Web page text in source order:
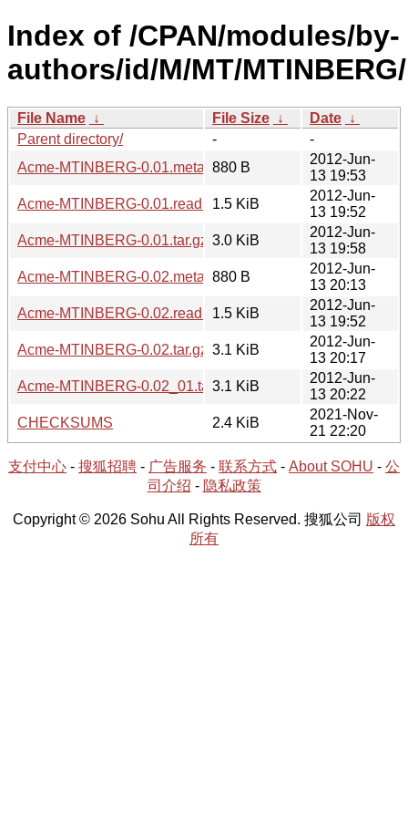
Index of /CPAN/modules/by-
authors/id/M/MT/MTINBERG/
File Name ↓ File Size ↓ Date ↓
Parent directory/
-
-
Acme-MTINBERG-0.01.meta 880 B
2012-Jun-
13 19:53
Acme-MTINBERG-0.01.readme1.5 KiB
2012-Jun-
13 19:52
Acme-MTINBERG-0.01.tar.gz 3.0 KiB
2012-Jun-
13 19:58
Acme-MTINBERG-0.02.meta 880 B
2012-Jun-
13 20:13
Acme-MTINBERG-0.02.readme1.5 KiB
2012-Jun-
13 19:52
Acme-MTINBERG-0.02.tar.gz 3.1 KiB
2012-Jun-
13 20:17
Acme-MTINBERG-0.02_01.tar.gz3.1 KiB
2012-Jun-
13 20:22
CHECKSUMS
2.4 KiB
2021-Nov-
21 22:20
支付中心 - 搜狐招聘 - 广告服务 - 联系方式 - About SOHU - 公
司介绍 - 隐私政策
Copyright © 2026 Sohu All Rights Reserved. 搜狐公司 版权
所有